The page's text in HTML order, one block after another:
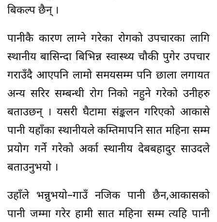
बिकल्प छैन् ।
पानीकै कारण लाग्ने गरेका रोगको उपचारका लागि
स्थानीय बासिन्दा बिभिन्न स्वास्थ्य चौकी पुगेर उपचार
गराउँदै आएपनि लामो समयसम्म पनि छाला लगायत
अन्य सरिर सम्बन्धी रोग निको नहुने गरेको उनीहरु
बताउछन् । यसरी घैटामा संङ्कलन गरिएको आकासे
पानी यहाँका स्थानीयले कम्तिमापनि सात महिना सम्म
प्रयोग गर्ने गरेको अर्का स्थानीय देबबहादुर साउदले
बताउनुभयो ।
उहाँले भन्नुभयो–गाउँ नजिक पानी छैन,आकासको
पानी जम्मा गरेर हामी सात महिना सम्म त्यहि पानी